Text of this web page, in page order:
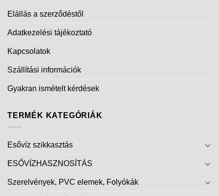
Elállás a szerződéstől
Adatkezelési tájékoztató
Kapcsolatok
Szállítási információk
Gyakran ismételt kérdések
TERMÉK KATEGÓRIÁK
Esővíz szikkasztás
ESŐVÍZHASZNOSÍTÁS
Szerelvények, PVC elemek, Folyókák